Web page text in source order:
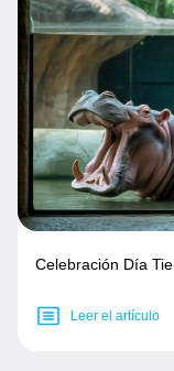
Celebración Día
Leer el artículo